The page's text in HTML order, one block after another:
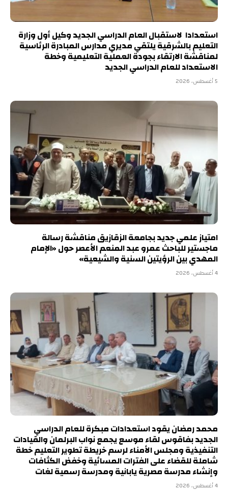
استعدادا لاستقبال العام الدراسي الجديد وكيل أول وزارة
التعليم بالشرقية يلتقي مديري مدارس المبادرة الرئاسية
لمناقشة الارتقاء بجودة العملية التعليمية وخطة
الاستعداد للعام الدراسي الجديد
5 أغسطس، 2026
امتياز علمي جديد بجامعة الزقازيق مناقشة رسالة
ماجستير للباحث عمرو عبد المنعم الأعصر حول «الإمام
المهدي بين الرؤيتين السنية والشيعية»
4 أغسطس، 2026
محمد رمضان يقود استعدادات مبكرة للعام الدراسي
الجديد بفاقوس لقاء موسع يجمع نواب البرلمان والقيادات
التنفيذية ومجلس الأمناء لرسم خريطة تطوير التعليم خطة
شاملة للقضاء على الفترات المسائية وخفض الكثافات
وإنشاء مدرسة مصرية يابانية ومدرسة رسمية لغات
4 أغسطس، 2026